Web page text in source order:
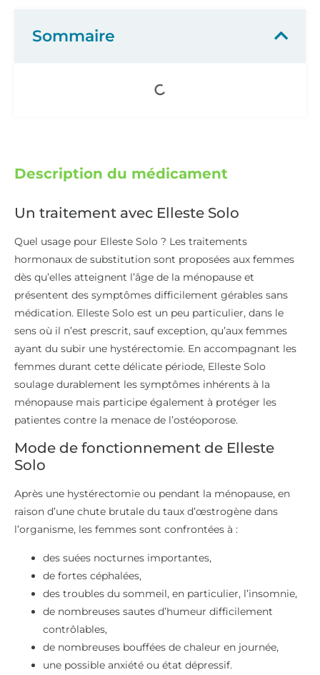
Description du médicament
Un traitement avec Elleste Solo
Quel usage pour Elleste Solo ? Les traitements
hormonaux de substitution sont proposées aux femmes
dès qu’elles atteignent l’âge de la ménopause et
présentent des symptômes difficilement gérables sans
médication. Elleste Solo est un peu particulier, dans le
sens où il n’est prescrit, sauf exception, qu’aux femmes
ayant du subir une hystérectomie. En accompagnant les
femmes durant cette délicate période, Elleste Solo
soulage durablement les symptômes inhérents à la
ménopause mais participe également à protéger les
patientes contre la menace de l’ostéoporose.
Mode de fonctionnement de Elleste
Solo
Après une hystérectomie ou pendant la ménopause, en
raison d’une chute brutale du taux d’œstrogène dans
l’organisme, les femmes sont confrontées à :
des suées nocturnes importantes,
de fortes céphalées,
des troubles du sommeil, en particulier, l’insomnie,
de nombreuses sautes d’humeur difficilement
contrôlables,
de nombreuses bouffées de chaleur en journée,
une possible anxiété ou état dépressif.
Sommaire